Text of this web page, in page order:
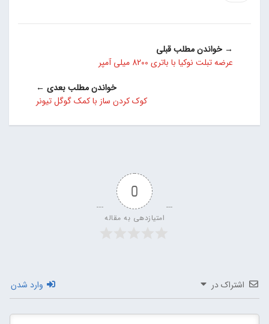
→ خواندن مطلب قبلی
عرضه تبلت نوکیا با باتری 8200 میلی آمپر
خواندن مطلب بعدی ←
کوک کردن ساز با کمک گوگل تیونر
0
امتیازدهی به مقاله
اشتراک در وارد شدن